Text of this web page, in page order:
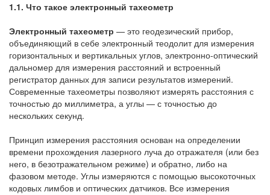
1.1. Что такое электронный тахеометр
Электронный тахеометр — это геодезический прибор,
объединяющий в себе электронный теодолит для измерения
горизонтальных и вертикальных углов, электронно-оптический
дальномер для измерения расстояний и встроенный
регистратор данных для записи результатов измерений.
Современные тахеометры позволяют измерять расстояния с
точностью до миллиметра, а углы — с точностью до
нескольких секунд.
Принцип измерения расстояния основан на определении
времени прохождения лазерного луча до отражателя (или без
него, в безотражательном режиме) и обратно, либо на
фазовом методе. Углы измеряются с помощью высокоточных
кодовых лимбов и оптических датчиков. Все измерения